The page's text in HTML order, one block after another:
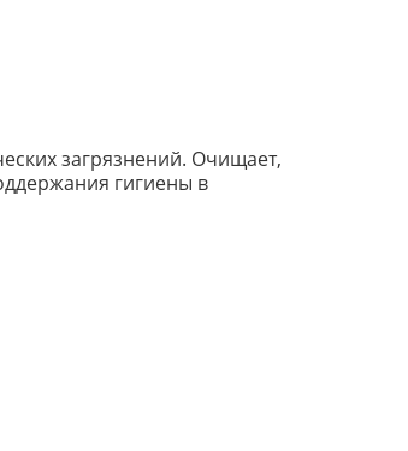
загрязнений. Очищает,
гигиены в